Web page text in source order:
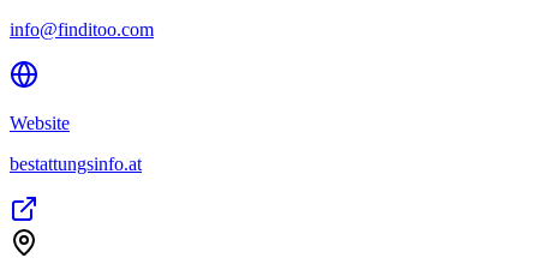
info@finditoo.com
Website
bestattungsinfo.at